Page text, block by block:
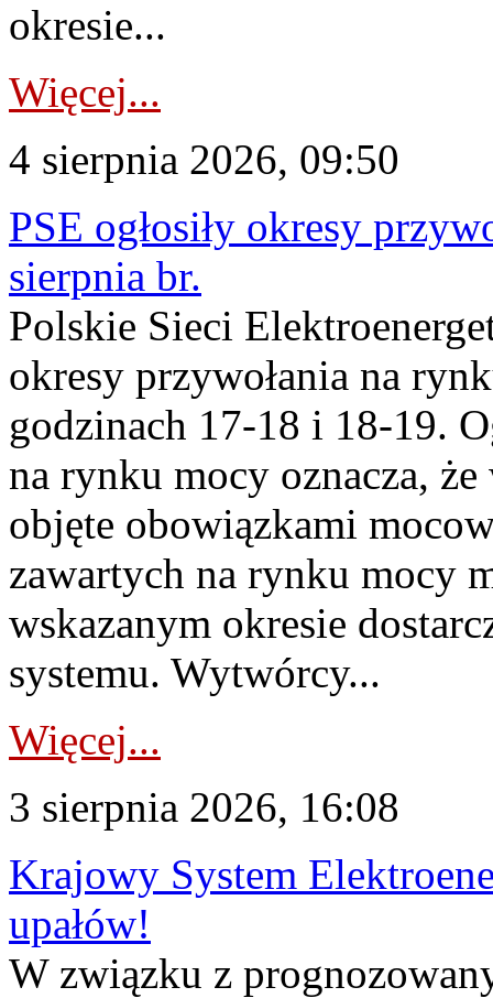
okresie...
Więcej...
4 sierpnia 2026, 09:50
PSE ogłosiły okresy
sierpnia br.
Polskie Sieci
okresy przywołania na
godzinach 17-18 i 18-19.
na rynku mocy oznacza,
objęte obowiązkami
zawartych na rynku mocy
wskazanym okresie
systemu. Wytwórcy...
Więcej...
3 sierpnia 2026, 16:08
Krajowy System
upałów!
W związku z